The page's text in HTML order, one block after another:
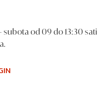
od 09 do 13:30 sati